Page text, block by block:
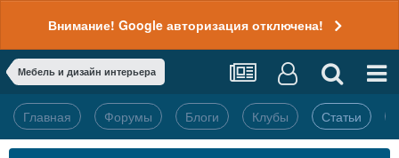
Внимание! Google авторизация отключена!
Мебель и дизайн интерьера
Главная Форумы Блоги Клубы Статьи